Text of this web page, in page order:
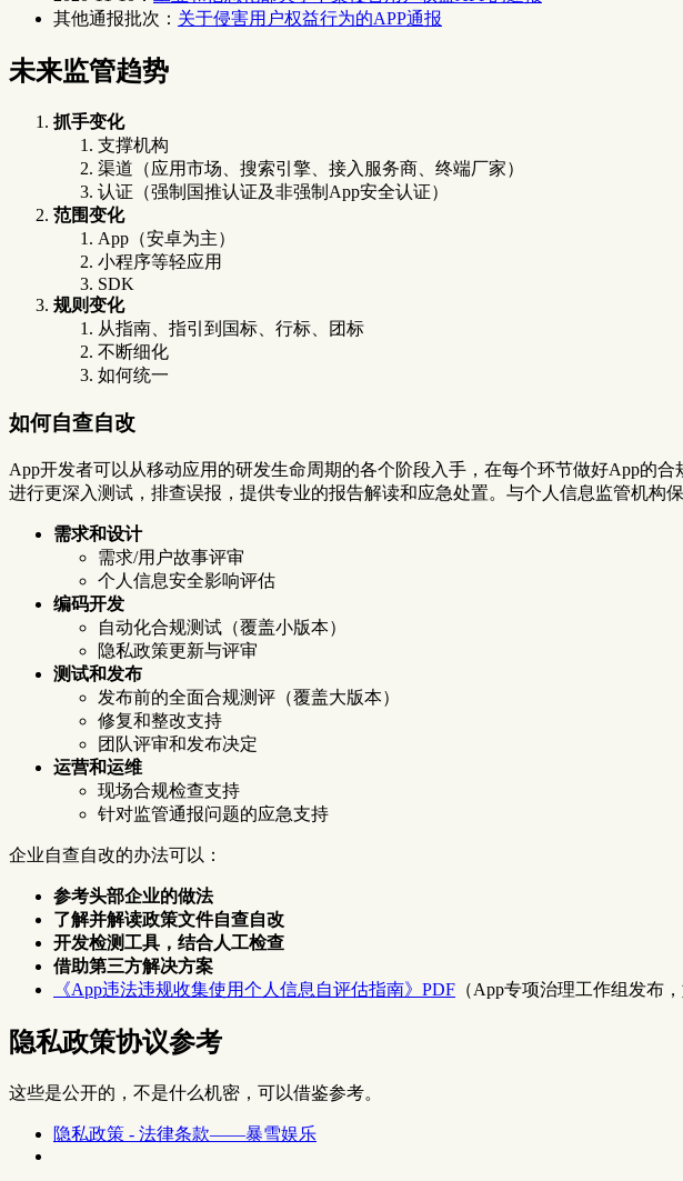
其他通报批次： 关于侵害用户权益行为的APP通报
未来监管趋势
抓手变化
支撑机构
渠道（应用市场、搜索引擎、接入服务商、终端厂家）
认证（强制国推认证及非强制App安全认证）
范围变化
App（安卓为主）
小程序等轻应用
SDK
规则变化
从指南、指引到国标、行标、团标
不断细化
如何统一
如何自查自改
App开发者可以从移动应用的研发生命周期的各个阶段入手，在每个环节做好App的
进行更深入测试，排查误报，提供专业的报告解读和应急处置。与个人信息监管机构
需求和设计
需求/用户故事评审
个人信息安全影响评估
编码开发
自动化合规测试（覆盖小版本）
隐私政策更新与评审
测试和发布
发布前的全面合规测评（覆盖大版本）
修复和整改支持
团队评审和发布决定
运营和运维
现场合规检查支持
针对监管通报问题的应急支持
企业自查自改的办法可以：
参考头部企业的做法
了解并解读政策文件自查自改
开发检测工具，结合人工检查
借助第三方解决方案
《App违法违规收集使用个人信息自评估指南》PDF （App专项治理工作组发布
隐私政策协议参考
这些是公开的，不是什么机密，可以借鉴参考。
隐私政策 - 法律条款——暴雪娱乐